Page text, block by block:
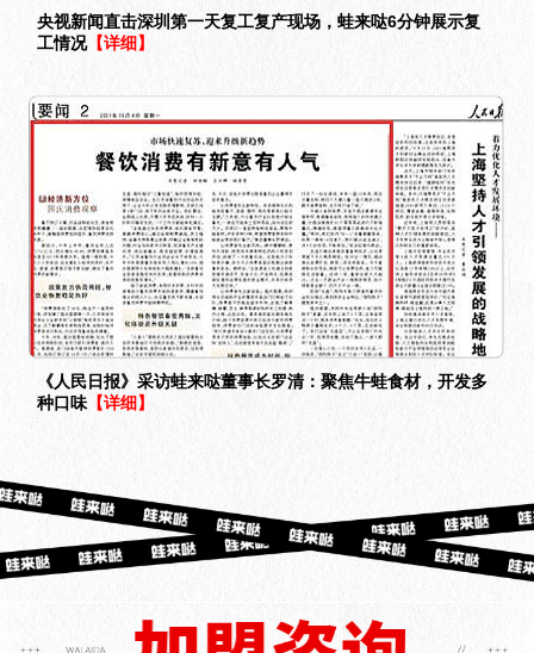
央视新闻直击深圳第一天复工复产现场，蛙来哒6分钟展示复
工情况【详细】
《人民日报》采访蛙来哒董事长罗清：聚焦牛蛙食材，开发多
种口味 【详细】